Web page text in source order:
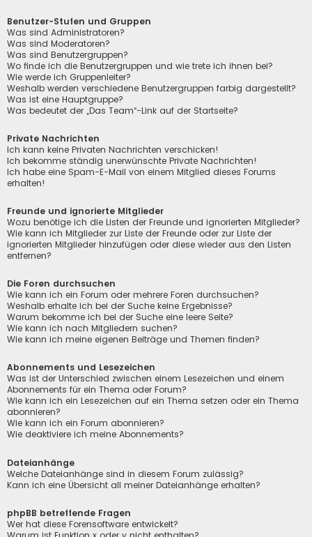
Benutzer-Stufen und Gruppen
Was sind Administratoren?
Was sind Moderatoren?
Was sind Benutzergruppen?
Wo finde ich die Benutzergruppen und wie trete ich ihnen bei?
Wie werde ich Gruppenleiter?
Weshalb werden verschiedene Benutzergruppen farbig dargestellt?
Was ist eine Hauptgruppe?
Was bedeutet der „Das Team“-Link auf der Startseite?
Private Nachrichten
Ich kann keine Privaten Nachrichten verschicken!
Ich bekomme ständig unerwünschte Private Nachrichten!
Ich habe eine Spam-E-Mail von einem Mitglied dieses Forums
erhalten!
Freunde und ignorierte Mitglieder
Wozu benötige ich die Listen der Freunde und ignorierten Mitglieder?
Wie kann ich Mitglieder zur Liste der Freunde oder zur Liste der
ignorierten Mitglieder hinzufügen oder diese wieder aus den Listen
entfernen?
Die Foren durchsuchen
Wie kann ich ein Forum oder mehrere Foren durchsuchen?
Weshalb erhalte ich bei der Suche keine Ergebnisse?
Warum bekomme ich bei der Suche eine leere Seite?
Wie kann ich nach Mitgliedern suchen?
Wie kann ich meine eigenen Beiträge und Themen finden?
Abonnements und Lesezeichen
Was ist der Unterschied zwischen einem Lesezeichen und einem
Abonnements für ein Thema oder Forum?
Wie kann ich ein Lesezeichen auf ein Thema setzen oder ein Thema
abonnieren?
Wie kann ich ein Forum abonnieren?
Wie deaktiviere ich meine Abonnements?
Dateianhänge
Welche Dateianhänge sind in diesem Forum zulässig?
Kann ich eine Übersicht all meiner Dateianhänge erhalten?
phpBB betreffende Fragen
Wer hat diese Forensoftware entwickelt?